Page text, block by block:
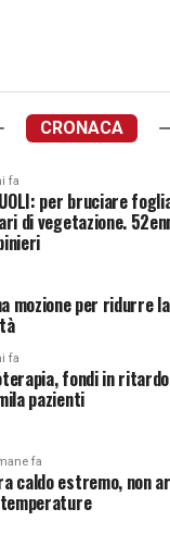
CRONACA
fa
per bruciare
di vegetazione.
mozione per ridurre
fa
fondi in
pazienti
fa
caldo estremo, non